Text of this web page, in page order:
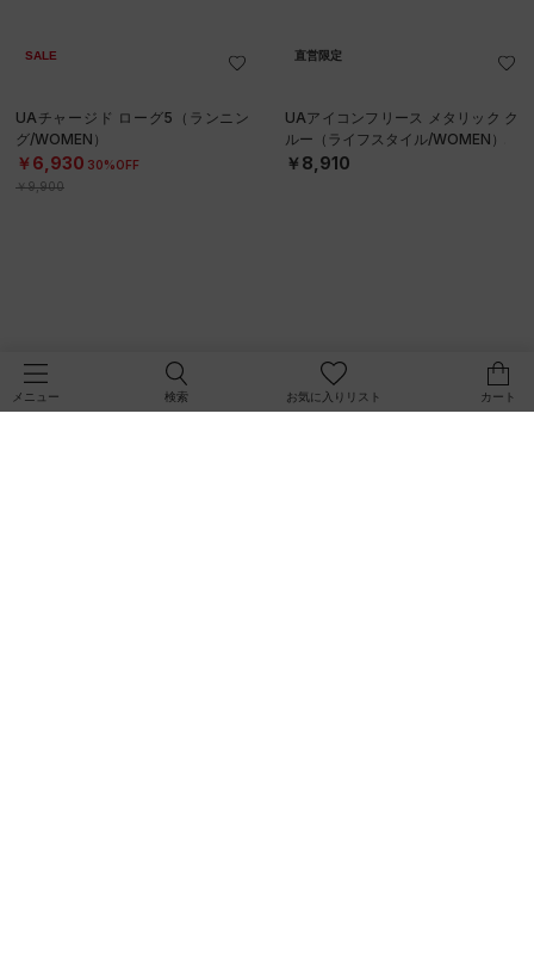
メニュー 検索 お気に入りリスト カート
SALE
UAチャージド ローグ5（ランニン
グ/WOMEN）
￥6,930 30%OFF
￥9,900
直営限定
UAアイコンフリース メタリック ク
ルー（ライフスタイル/WOMEN）
￥8,910